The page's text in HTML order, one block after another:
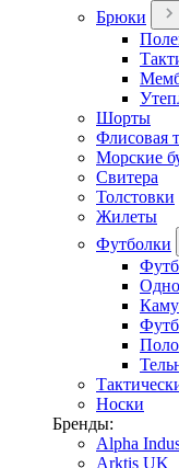
Брюки
Шорты
Флисовая
Морские
Свитера
Толстовки
Жилеты
Футболки
Поло
Носки
Бренды:
Alpha
Arktis UK